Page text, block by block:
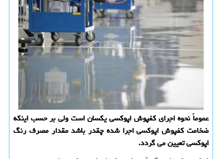
عموماً نحوه اجرای كفپوش اپوكسی یكسان است ولی بر حسب اینكه
ضخامت كفپوش اپوكسی اجرا شده چقدر باشد مقدار مصرف رنگ
اپوكسی تعیین می گردد.